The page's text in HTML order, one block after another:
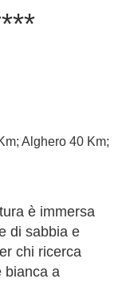
Alghero 40 Km;
è immersa
di sabbia e
chi ricerca
bianca a